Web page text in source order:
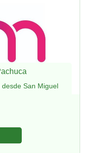
San Miguel